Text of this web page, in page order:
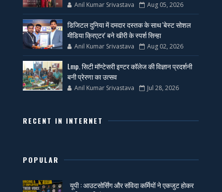
Anil Kumar Srivastava Aug 05, 2026
डिजिटल दुनिया में दमदार दस्तक के साथ 'बेस्ट सोशल
मीडिया क्रिएटर' बने खीरी के स्पर्श सिन्हा
Anil Kumar Srivastava Aug 02, 2026
Lmp. सिटी मॉण्टेसरी इण्टर कॉलेज की विज्ञान प्रदर्शनी
बनी प्रेरणा का उत्सव
Anil Kumar Srivastava Jul 28, 2026
RECENT IN INTERNET
POPULAR
यूपी : आउटसोर्सिंग और संविदा कर्मियों ने एकजुट होकर